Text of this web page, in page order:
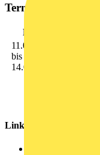
Termine
Datum
11.09.2017
bis
14.09.2017
Links